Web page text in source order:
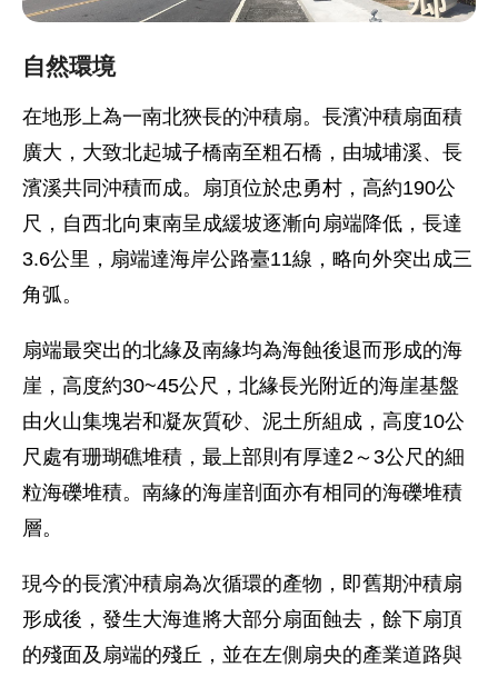
自然環境
在地形上為一南北狹長的沖積扇。長濱沖積扇面積
廣大，大致北起城子橋南至粗石橋，由城埔溪、長
濱溪共同沖積而成。扇頂位於忠勇村，高約190公
尺，自西北向東南呈成緩坡逐漸向扇端降低，長達
3.6公里，扇端達海岸公路臺11線，略向外突出成三
角弧。
扇端最突出的北緣及南緣均為海蝕後退而形成的海
崖，高度約30~45公尺，北緣長光附近的海崖基盤
由火山集塊岩和凝灰質砂、泥土所組成，高度10公
尺處有珊瑚礁堆積，最上部則有厚達2～3公尺的細
粒海礫堆積。南緣的海崖剖面亦有相同的海礫堆積
層。
現今的長濱沖積扇為次循環的產物，即舊期沖積扇
形成後，發生大海進將大部分扇面蝕去，餘下扇頂
的殘面及扇端的殘丘，並在左側扇央的產業道路與